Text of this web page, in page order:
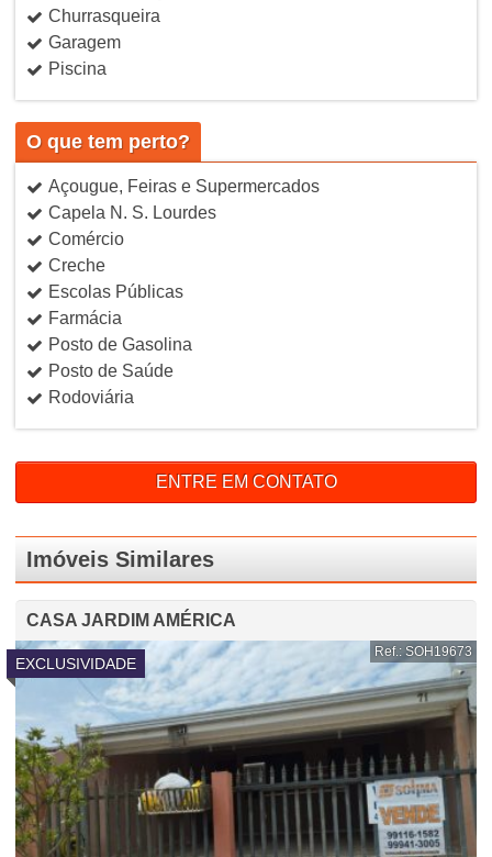
Churrasqueira
Garagem
Piscina
O que tem perto?
Açougue, Feiras e Supermercados
Capela N. S. Lourdes
Comércio
Creche
Escolas Públicas
Farmácia
Posto de Gasolina
Posto de Saúde
Rodoviária
ENTRE EM CONTATO
Imóveis Similares
CASA JARDIM AMÉRICA
EXCLUSIVIDADE
Ref.: SOH19673